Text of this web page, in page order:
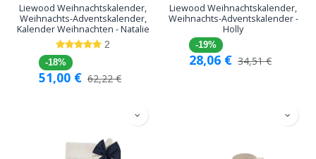
Liewood Weihnachtskalender,
Weihnachts-Adventskalender,
Kalender Weihnachten - Natalie
2
-18%
51,00 € 62,22€
Liewood Weihnachtskalender,
Weihnachts-Adventskalender -
Holly
-19%
28,06 € 34,51€